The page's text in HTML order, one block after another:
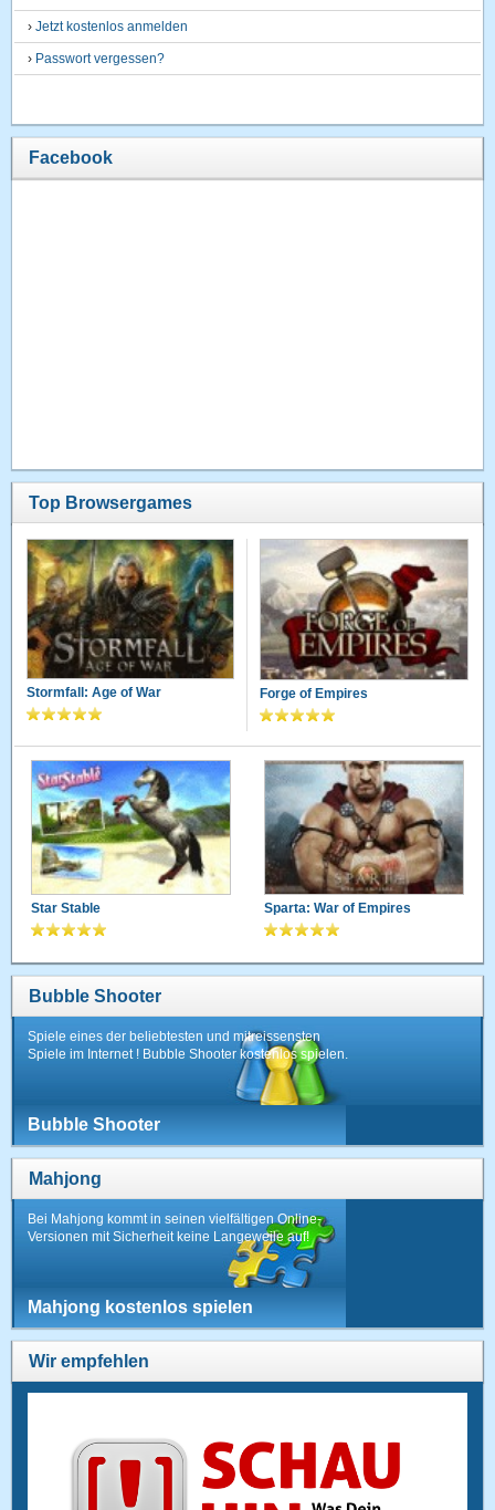
›Jetzt kostenlos anmelden
› Passwort vergessen?
Facebook
Top Browsergames
Stormfall: Age of War Forge of Empires
Star Stable Sparta: War of Empires
Bubble Shooter
Spiele eines der beliebtesten und mitreissensten
Spiele im Internet ! Bubble Shooter kostenlos spielen.
Bubble Shooter
Mahjong
Bei Mahjong kommt in seinen vielfältigen Online-
Versionen mit Sicherheit keine Langeweile auf!
Mahjong kostenlos spielen
Wir empfehlen